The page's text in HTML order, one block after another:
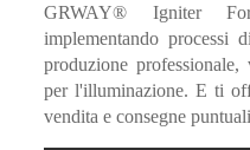
GRWAY® Igniter
implementando processi
produzione
per l'illuminazione. E ti
vendita e consegne